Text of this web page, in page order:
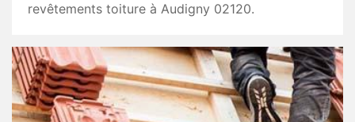
revêtements toiture à Audigny 02120.